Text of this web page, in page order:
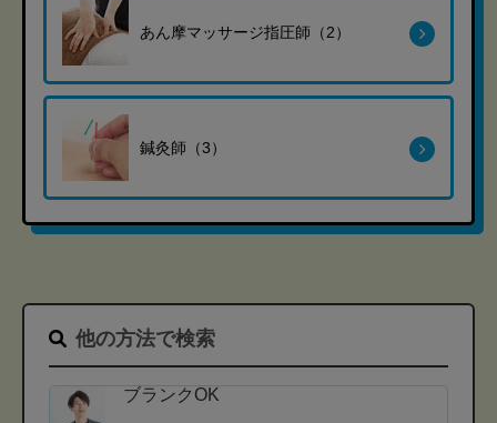
あん摩マッサージ指圧師（2）
鍼灸師（3）
他の方法で検索
ブランクOK